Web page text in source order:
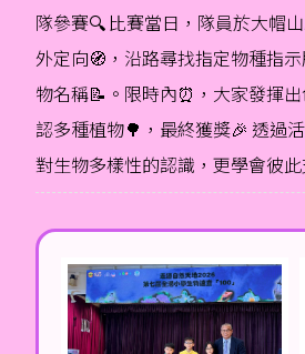
隊參賽🔍 比賽當日，隊員於大帽
外定向🧭，沿路尋找指定物種指
物名稱📝。限時內⏰，大家發揮
認多種植物🌳，最終獲獎🎉 透過
對生物多樣性的認識，更學會彼